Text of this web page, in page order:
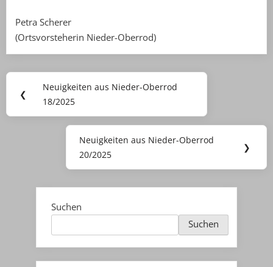
Petra Scherer
(Ortsvorsteherin Nieder-Oberrod)
Beitragsnavigation
❮
Previous
Post:
Neuigkeiten aus Nieder-Oberrod
18/2025
Next
Post:
Neuigkeiten aus Nieder-Oberrod
20/2025
❯
Suchen
Suchen